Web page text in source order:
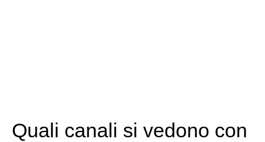
Quali canali si vedono con